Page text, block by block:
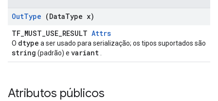
OutType (DataType x)
TF_MUST_USE_RESULT Attrs
O dtype a ser usado para serialização; os tipos suportados são
string (padrão) e variant
Atributos públicos